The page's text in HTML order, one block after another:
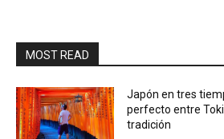
MOST READ
Japón en tres
perfecto entre
tradición